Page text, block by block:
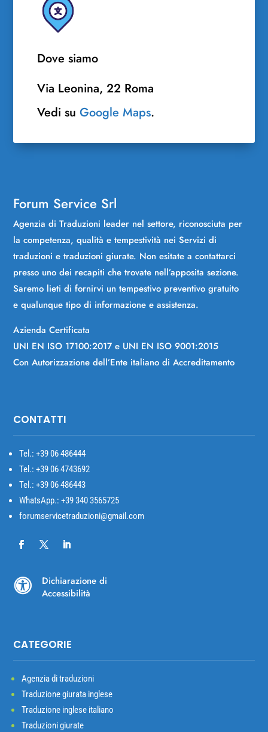
Dove siamo
Via Leonina, 22 Roma
Vedi suGoogle Maps.
Forum Service Srl
Agenzia di Traduzioni leader nel settore, riconosciuta per
la competenza, qualità e tempestività nei Servizi di
traduzioni e traduzioni giurate. Non esitate a contattarci
presso uno dei recapiti che trovate nell’apposita sezione.
Saremo lieti di fornirvi un tempestivo preventivo gratuito
e qualunque tipo di informazione e assistenza.
Azienda Certificata
UNI EN ISO 17100:2017 e UNI EN ISO 9001:2015
Con Autorizzazione dell’Ente italiano di Accreditamento
CONTATTI
Tel.: +3906 486444
Tel.: +39 06 4743692
Tel.: +39 06 486443
WhatsApp.: +39 340 3565725
forumservicetraduzioni@gmail.com

Dichiarazione di
Accessibilità
CATEGORIE
Agenzia di traduzioni
Traduzione giurata inglese
Traduzione inglese italiano
Traduzioni giurate